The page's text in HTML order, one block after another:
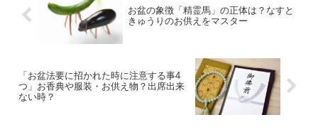
お盆の象徴「精霊馬」の正体は？なすと
きゅうりのお供えをマスター
「お盆法要に招かれた時に注意する事4
つ」お香典や服装・お供え物？出席出来
ない時？